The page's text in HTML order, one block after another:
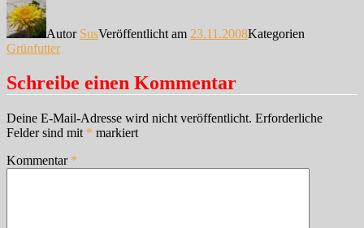
Autor SusVeröffentlicht am 23.11.2008Kategorien
Grünfutter
Schreibe einen Kommentar
Deine E-Mail-Adresse wird nicht veröffentlicht. Erforderliche
Felder sind mit * markiert
Kommentar *